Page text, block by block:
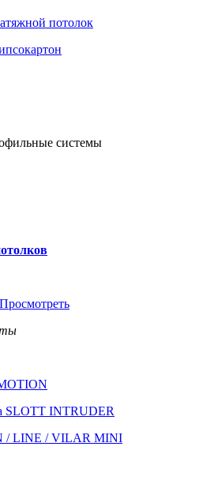
потолок
системы
Просмотреть
SLOTT INTRUDER
/ LINE / VILAR MINI